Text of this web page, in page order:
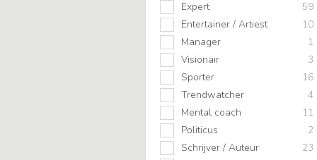
Expert
59
Entertainer / Artiest
10
Manager
1
Visionair
3
Sporter
16
Trendwatcher
4
Mental coach
11
Politicus
2
Schrijver / Auteur
23